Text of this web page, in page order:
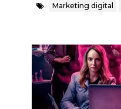
Marketing digital